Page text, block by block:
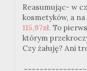
Reasumując- w
kosmetyków, a na
115,97zł. To
którym
Czy żałuję? Ani